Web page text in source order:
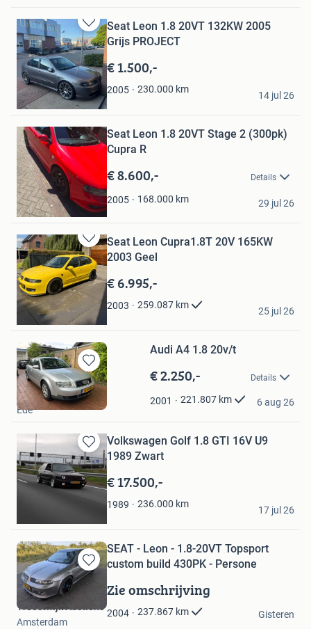
Bewaren
in
Mijn
Favorieten
Seat Leon 1.8 20VT 132KW 2005
Grijs PROJECT
€ 1.500,-
2005 230.000 km
Kamil
's-Gravenhage
14 jul 26
Bewaren
Mijn
Favorieten
Seat Leon 1.8 20VT Stage 2 (300pk)
Cupra R
€ 8.600,- Details
2005 168.000 km
Ze_Da_Horta
Schiedam
29 jul 26
Bewaren
in
Mijn
Favorieten
Seat Leon Cupra1.8T 20V 165KW
2003 Geel
€ 6.995,-
2003 259.087 km
Benthe
Stein
25 jul 26
Bewaren
in
Mijn
Favorieten
Audi A4 1.8 20v/t
€ 2.250,- Details
2001 221.807 km
Leonhard Waanders
Ede
6 aug 26
Bewaren
in
Mijn
Favorieten
Volkswagen Golf 1.8 GTI 16V U9
1989 Zwart
€ 17.500,-
1989 236.000 km
17 jul 26
Bewaren
in
Favorieten
SEAT - Leon - 1.8-20VT Topsport
custom build 430PK - Persone
Zie omschrijving
2004 237.867 km
Troostwijk Auctions
Amsterdam
Gisteren